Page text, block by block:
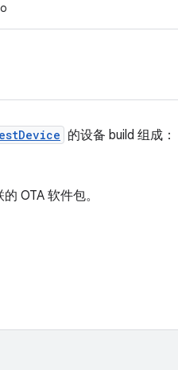
的设备 build 组成：
OTA 软件包。